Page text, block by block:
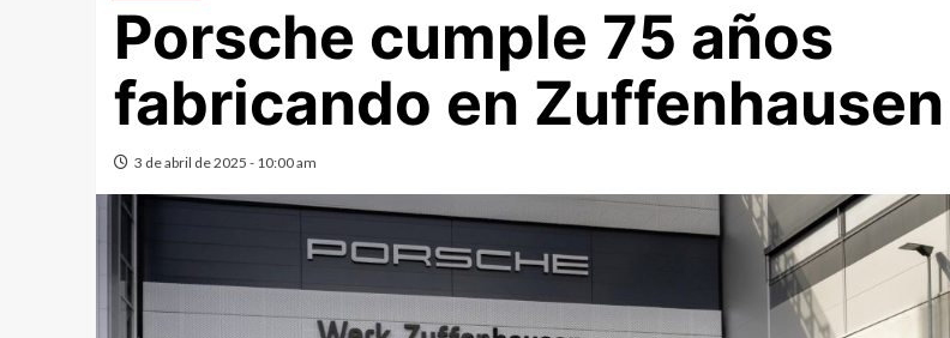
Porsche cumple 75 años
fabricando en Zuffenhausen
3 de abril de 2025 - 10:00 am